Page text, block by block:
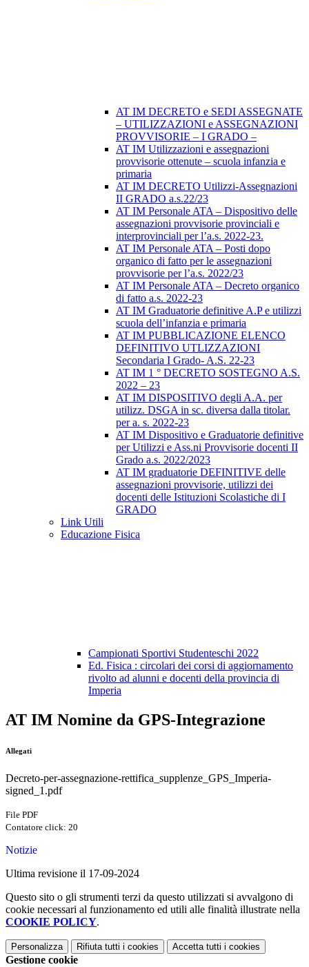
AT IM DECRETO e SEDI ASSEGNATE
– UTILIZZAZIONI e ASSEGNAZIONI
PROVVISORIE – I GRADO –
AT IM Utilizzazioni e assegnazioni
provvisorie ottenute – scuola infanzia e
primaria
AT IM DECRETO Utilizzi-Assegnazioni
II GRADO a.s.22/23
AT IM Personale ATA – Dispositivo delle
assegnazioni provvisorie provinciali e
interprovinciali per l’a.s. 2022-23.
AT IM Personale ATA – Posti dopo
organico di fatto per le assegnazioni
provvisorie per l’a.s. 2022/23
AT IM Personale ATA – Decreto organico
di fatto a.s. 2022-23
AT IM Graduatorie definitive A.P e utilizzi
scuola dell’infanzia e primaria
AT IM PUBBLICAZIONE ELENCO
DEFINITIVO UTLIZZAZIONI
Secondaria I Grado- A.S. 22-23
AT IM 1 ° DECRETO SOSTEGNO A.S.
2022 – 23
AT IM DISPOSITIVO degli A.A. per
utilizz. DSGA in sc. diversa dalla titolar.
per a. s. 2022-23
AT IM Dispositivo e Graduatorie definitive
per Utilizzi e Ass.ni Provvisorie docenti II
Grado a.s. 2022/2023
AT IM graduatorie DEFINITIVE delle
assegnazioni provvisorie, utilizzi dei
docenti delle Istituzioni Scolastiche di I
GRADO
Link Utili
Educazione Fisica
Campionati Sportivi Studenteschi 2022
Ed. Fisica : circolari dei corsi di aggiornamento
rivolto ad alunni e docenti della provincia di
Imperia
AT IM Nomine da GPS-Integrazione
Allegati
Decreto-per-assegnazione-rettifica_supplenze_GPS_Imperia-
signed_1.pdf
File PDF
Contatore click: 20
Notizie
Ultima revisione il 17-09-2024
Questo sito o gli strumenti terzi da questo utilizzati si avvalgono di
cookie necessari al funzionamento ed utili alle finalità illustrate nella
COOKIE POLICY.
Personalizza Rifiuta tutti i cookies Accetta tutti i cookies
Gestione cookie